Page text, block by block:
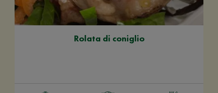
Rolata di coniglio